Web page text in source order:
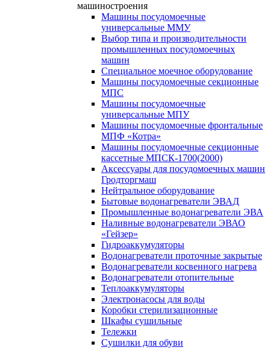
машиностроения
Машины посудомоечные
универсальные ММУ
Выбор типа и производительности
промышленных посудомоечных
машин
Специальное моечное оборудование
Машины посудомоечные секционные
МПС
Машины посудомоечные
универсальные МПУ
Машины посудомоечные фронтальные
МПФ «Котра»
Машины посудомоечные секционные
кассетные МПСК-1700(2000)
Аксессуары для посудомоечных машин
Гродторгмаш
Нейтральное оборудование
Бытовые водонагреватели ЭВАД
Промышленные водонагреватели ЭВА
Наливные водонагреватели ЭВАО
«Гейзер»
Гидроаккумуляторы
Водонагреватели проточные закрытые
Водонагреватели косвенного нагрева
Водонагреватели отопительные
Теплоаккумуляторы
Электронасосы для воды
Коробки стерилизационные
Шкафы сушильные
Тележки
Сушилки для обуви